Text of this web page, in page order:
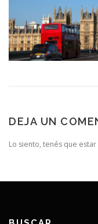
DEJA UN
Lo siento, tenés que estar